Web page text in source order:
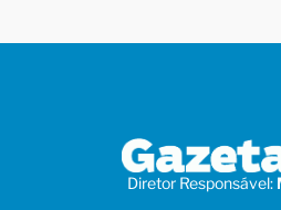
Diretor Responsável: